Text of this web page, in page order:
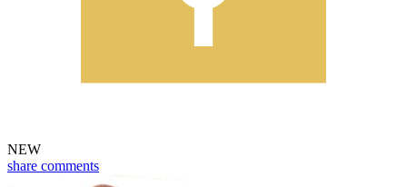
NEW
share comments